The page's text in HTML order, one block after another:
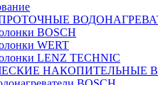
BOSCH
WERT
LENZ TECHNIC
НАКОПИТЕЛЬНЫЕ